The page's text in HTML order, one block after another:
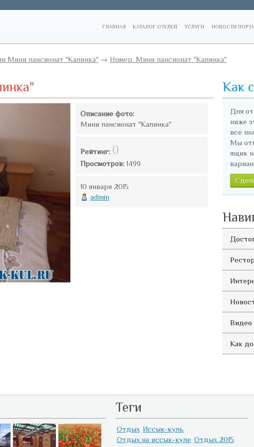
ГЛАВНАЯ КАТАЛОГ ОТЕЛЕЙ УСЛУГИ НОВОСТИ
Мини пансионат "Калинка" → Номер. Мини пансионат "Калинка"
Описание фото:
Мини пансионат "Калинка"
Рейтинг: 0
Просмотров: 1499
10 января 2015
admin
Как
Для
ниже
все
Мы
ящик
Видео
Как
Теги
Отдых Иссык-куль
Отдых на иссык-куле Отдых 2015